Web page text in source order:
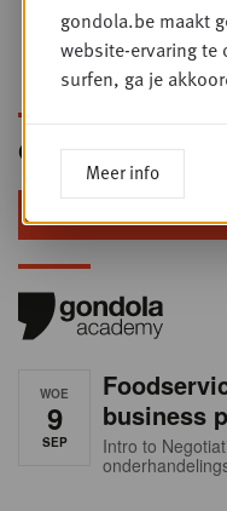
ontwikkelingen die
handelaar kan
Gondola
WOE
9
SEP
business
Intro to
gondola.be maakt
website-ervaring te
surfen, ga je
Meer info